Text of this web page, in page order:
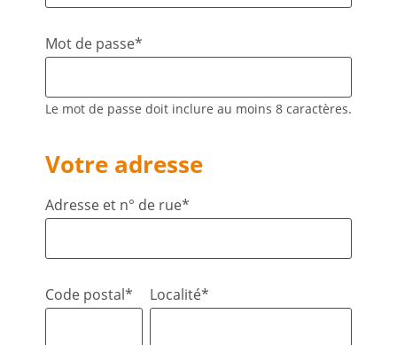
Mot de passe*
Le mot de passe doit inclure au moins 8 caractères.
Votre adresse
Adresse et n° de rue*
Code postal* Localité*